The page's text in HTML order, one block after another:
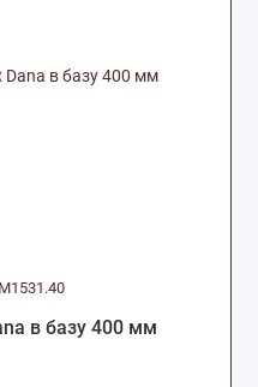
в базу 400 мм